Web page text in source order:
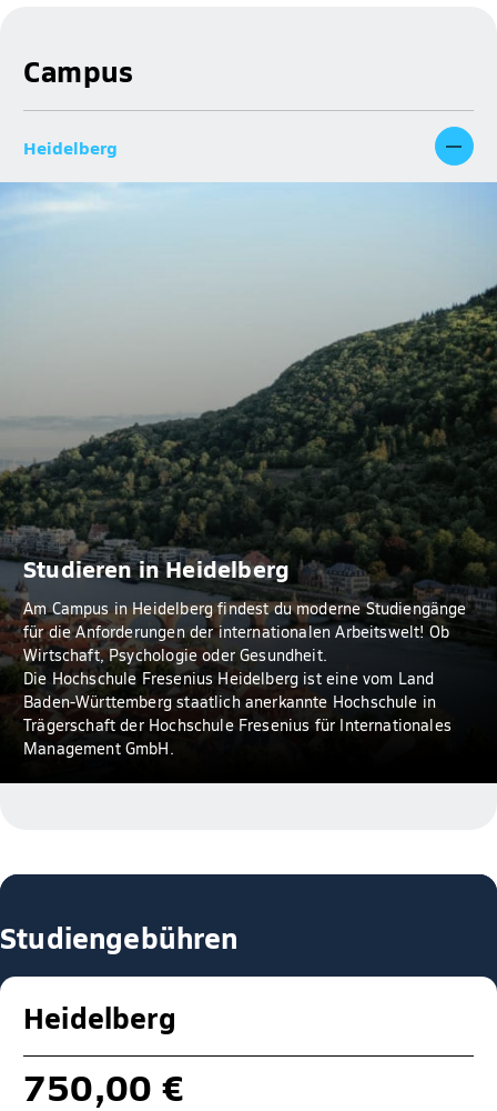
Campus
Heidelberg
Studieren in Heidelberg
Am Campus in Heidelberg findest du moderne Studiengänge
für die Anforderungen der internationalen Arbeitswelt! Ob
Wirtschaft, Psychologie oder Gesundheit.
Die Hochschule Fresenius Heidelberg ist eine vom Land
Baden-Württemberg staatlich anerkannte Hochschule in
Trägerschaft der Hochschule Fresenius für Internationales
Management GmbH.
Studiengebühren
Heidelberg
750,00 €